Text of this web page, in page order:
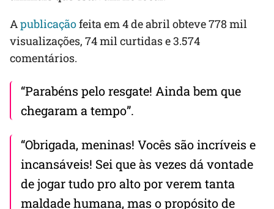
Apublicaçãofeita em 4 de abril obteve 778 mil
visualizações, 74 mil curtidas e 3.574
comentários.
“Parabéns pelo resgate! Ainda bem que
chegaram a tempo”.
“Obrigada, meninas! Vocês são incríveis e
incansáveis! Sei que às vezes dá vontade
de jogar tudo pro alto por verem tanta
maldade humana, mas o propósito de